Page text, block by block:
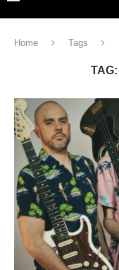
Home Tags
TAG: